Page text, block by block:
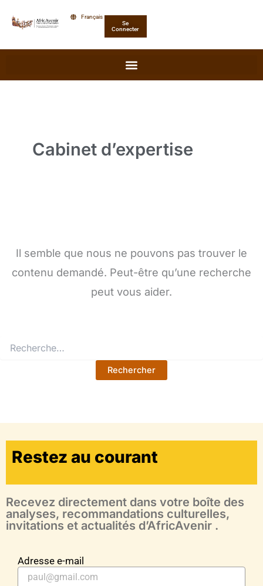
contenu
Français
Se
Connecter
Cabinet d’expertise
Il semble que nous ne pouvons pas trouver le
contenu demandé. Peut-être qu’une recherche
peut vous aider.
Restez au courant
Recevez directement dans votre boîte des
analyses, recommandations culturelles,
invitations et actualités d’AfricAvenir .
Adresse e-mail